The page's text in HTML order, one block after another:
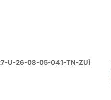
U-26-08-05-041-TN-ZU]